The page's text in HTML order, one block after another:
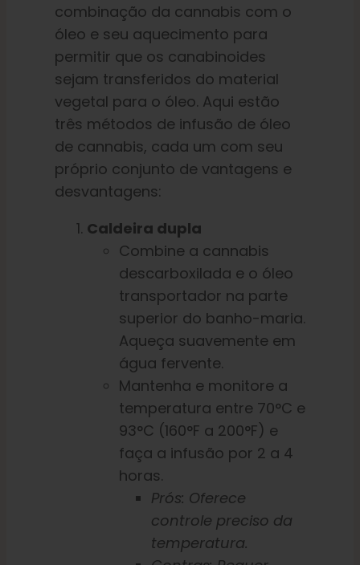
combinação da cannabis com o
óleo e seu aquecimento para
permitir que os canabinoides
sejam transferidos do material
vegetal para o óleo. Aqui estão
três métodos de infusão de óleo
de cannabis, cada um com seu
próprio conjunto de vantagens e
desvantagens:
Caldeira dupla
Combine a cannabis
descarboxilada e o óleo
transportador na parte
superior do banho-maria.
Aqueça suavemente em
água fervente.
Mantenha e monitore a
temperatura entre 70°C e
93°C (160°F a 200°F) e
faça a infusão por 2 a 4
horas.
Prós: Oferece
controle preciso da
temperatura.